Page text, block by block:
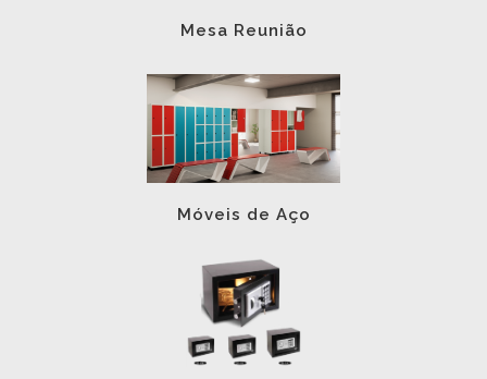
Mesa Reunião
Móveis de Aço